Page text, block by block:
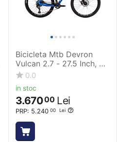
Bicicleta Mtb Devron
Vulcan 2.7 - 27.5 Inch, S,
Albastru
0.0
in stoc
PRP: 5.240 00 Lei
3.67000 Lei